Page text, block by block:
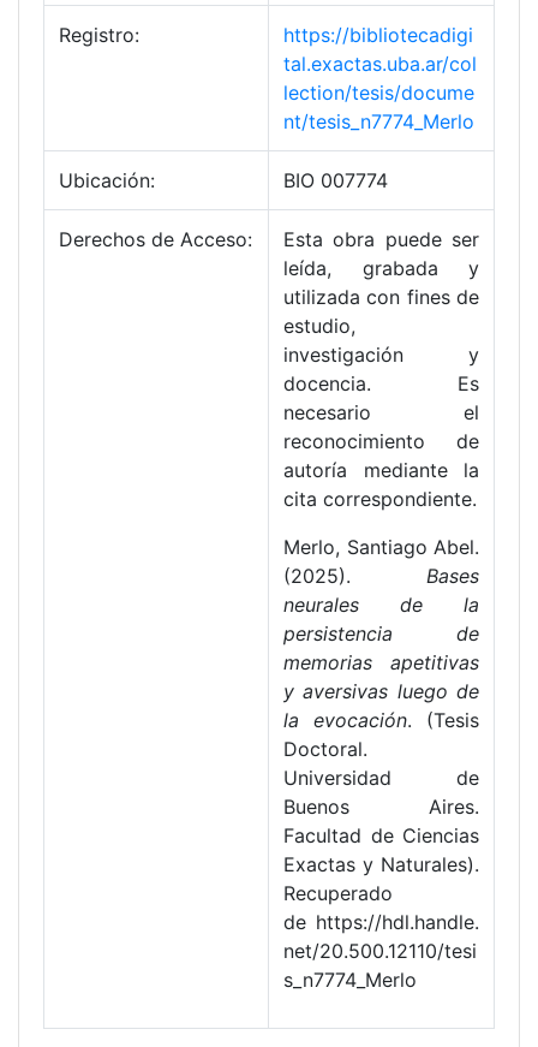
Registro:
https://bibliotecadigi
tal.exactas.uba.ar/col
lection/tesis/docume
nt/tesis_n7774_Merlo
Ubicación: BIO 007774
Derechos de Acceso:
Esta obra puede ser
leída, grabada y
utilizada con fines de
estudio,
investigación y
docencia. Es
necesario el
reconocimiento de
autoría mediante la
cita correspondiente.
Merlo, Santiago Abel.
(2025). Bases
neurales de la
persistencia de
memorias apetitivas
y aversivas luego de
la evocación. (Tesis
Doctoral.
Universidad de
Buenos Aires.
Facultad de Ciencias
Exactas y Naturales).
Recuperado
de https://hdl.handle.
net/20.500.12110/tesi
s_n7774_Merlo